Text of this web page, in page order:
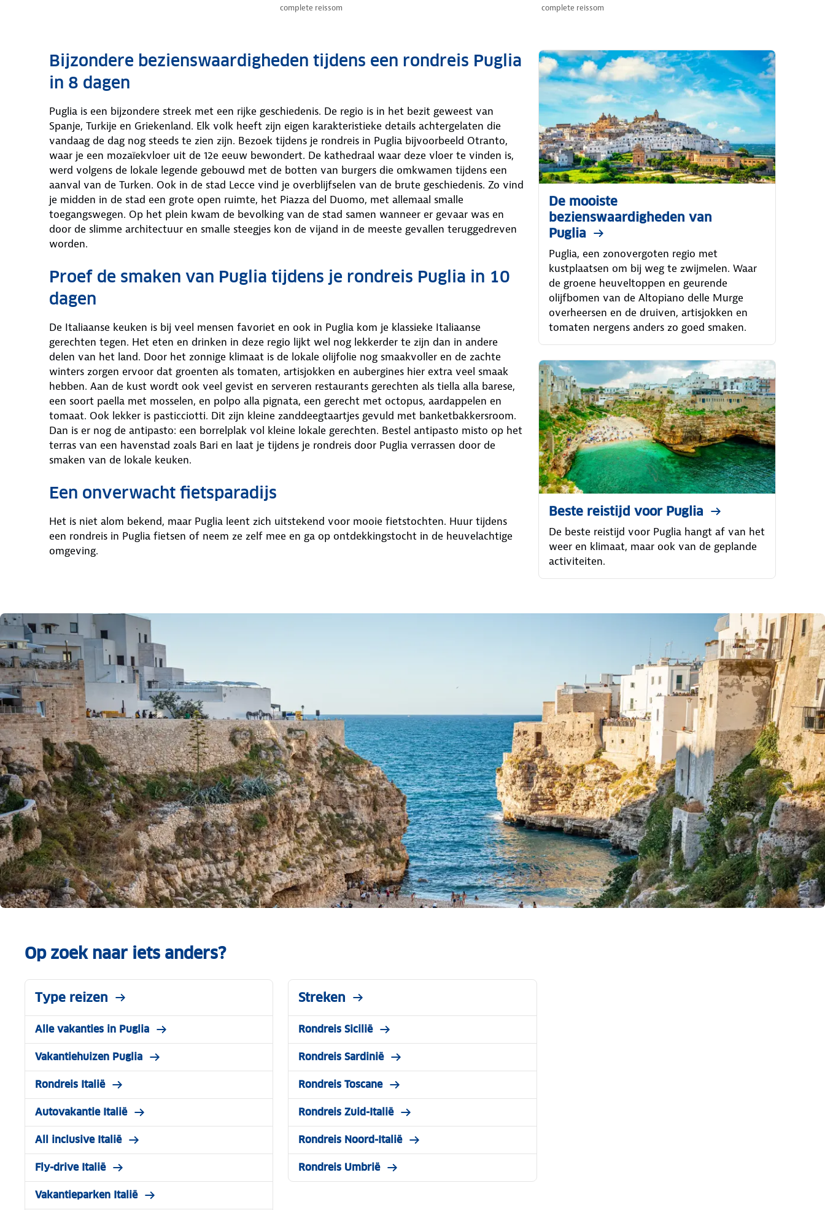
complete reissom
complete reissom
Bijzondere bezienswaardigheden tijdens een rondreis Puglia
in 8 dagen
Puglia is een bijzondere streek met een rijke geschiedenis. De regio is in het bezit geweest van
Spanje, Turkije en Griekenland. Elk volk heeft zijn eigen karakteristieke details achtergelaten die
vandaag de dag nog steeds te zien zijn. Bezoek tijdens je rondreis in Puglia bijvoorbeeld Otranto,
waar je een mozaïekvloer uit de 12e eeuw bewondert. De kathedraal waar deze vloer te vinden is,
werd volgens de lokale legende gebouwd met de botten van burgers die omkwamen tijdens een
aanval van de Turken. Ook in de stad Lecce vind je overblijfselen van de brute geschiedenis. Zo vind
je midden in de stad een grote open ruimte, het Piazza del Duomo, met allemaal smalle
toegangswegen. Op het plein kwam de bevolking van de stad samen wanneer er gevaar was en
door de slimme architectuur en smalle steegjes kon de vijand in de meeste gevallen teruggedreven
worden.
Proef de smaken van Puglia tijdens je rondreis Puglia in 10
dagen
De Italiaanse keuken is bij veel mensen favoriet en ook in Puglia kom je klassieke Italiaanse
gerechten tegen. Het eten en drinken in deze regio lijkt wel nog lekkerder te zijn dan in andere
delen van het land. Door het zonnige klimaat is de lokale olijfolie nog smaakvoller en de zachte
winters zorgen ervoor dat groenten als tomaten, artisjokken en aubergines hier extra veel smaak
hebben. Aan de kust wordt ook veel gevist en serveren restaurants gerechten als tiella alla barese,
een soort paella met mosselen, en polpo alla pignata, een gerecht met octopus, aardappelen en
tomaat. Ook lekker is pasticciotti. Dit zijn kleine zanddeegtaartjes gevuld met banketbakkersroom.
Dan is er nog de antipasto: een borrelplak vol kleine lokale gerechten. Bestel antipasto misto op het
terras van een havenstad zoals Bari en laat je tijdens je rondreis door Puglia verrassen door de
smaken van de lokale keuken.
Een onverwacht fietsparadijs
Het is niet alom bekend, maar Puglia leent zich uitstekend voor mooie fietstochten. Huur tijdens
een rondreis in Puglia fietsen of neem ze zelf mee en ga op ontdekkingstocht in de heuvelachtige
omgeving.
De mooiste
bezienswaardigheden van
Puglia
Puglia, een zonovergoten regio met
kustplaatsen om bij weg te zwijmelen. Waar
de groene heuveltoppen en geurende
olijfbomen van de Altopiano delle Murge
overheersen en de druiven, artisjokken en
tomaten nergens anders zo goed smaken.
Beste reistijd voor Puglia
De beste reistijd voor Puglia hangt af van het
weer en klimaat, maar ook van de geplande
activiteiten.
De parels van Puglia
Meer in Kampioen
Op zoek naar iets anders?
Type reizen
Alle vakanties in Puglia
Vakantiehuizen Puglia
Rondreis Italië
Autovakantie Italië
All inclusive Italië
Fly-drive Italië
Vakantieparken Italië
Streken
Rondreis Sicilië
Rondreis Sardinië
Rondreis Toscane
Rondreis Zuid-Italië
Rondreis Noord-Italië
Rondreis Umbrië